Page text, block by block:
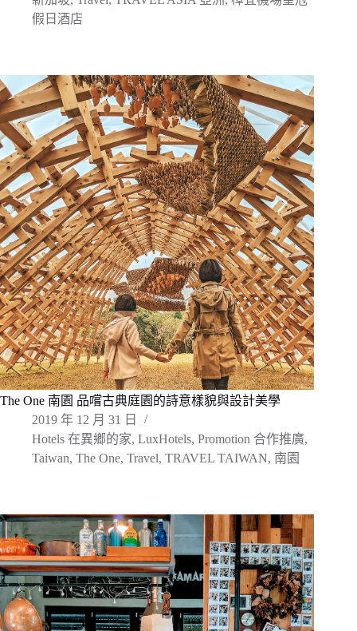
假日酒店
The One 南園 品嚐古典庭園的詩意樣貌與設計美學
2019 年 12 月 31 日
Hotels 在異鄉的家, LuxHotels, Promotion 合作推廣,
Taiwan, The One, Travel, TRAVEL TAIWAN, 南園